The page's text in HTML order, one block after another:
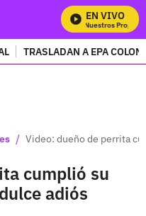
EN VIVO
Mira Todos Nuestros
TRASLADAN A EPA
/ Video: dueño de perrita
cumplió su
adiós